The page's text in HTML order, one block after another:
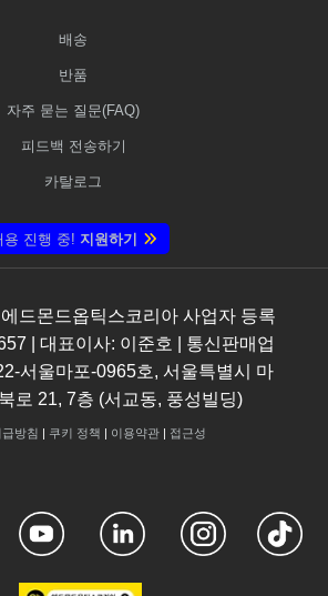
배송
반품
자주 묻는 질문(FAQ)
피드백 전송하기
카탈로그
용 진행 중! 지원하기
드몬드옵틱스코리아 사업자 등록
| 대표이사: 이준호 | 통신판매업
서울마포-0965호, 서울특별시 마
로 21, 7층 (서교동, 풍성빌딩)
방침 | 쿠키 정책 | 이용약관| 접근성